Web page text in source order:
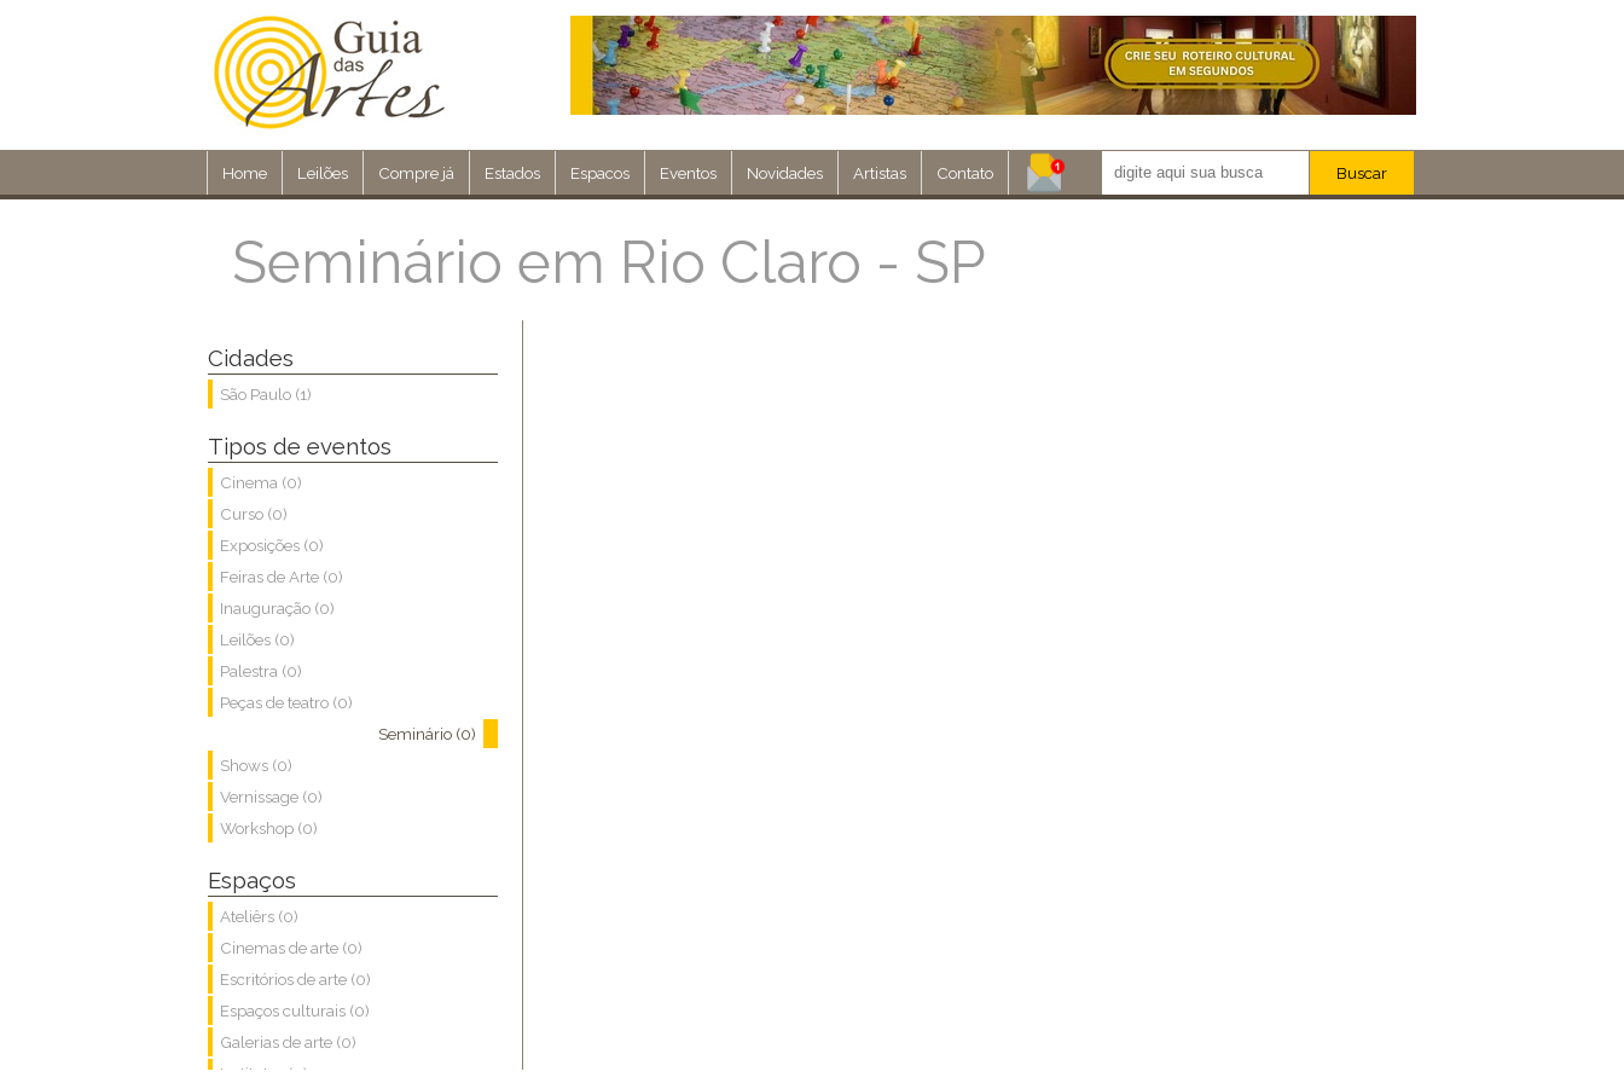
Home Leilões Compre já Estados Espacos Eventos Novidades Artistas Contato Buscar
Seminário em Rio Claro - SP
Cidades
São Paulo (1)
Tipos de eventos
Cinema (0)
Curso (0)
Exposições (0)
Feiras de Arte (0)
Inauguração (0)
Leilões (0)
Palestra (0)
Peças de teatro (0)
Seminário (0)
Shows (0)
Vernissage (0)
Workshop (0)
Espaços
Ateliêrs (0)
Cinemas de arte (0)
Escritórios de arte (0)
Espaços culturais (0)
Galerias de arte (0)
Institutos (0)